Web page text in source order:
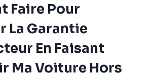
Faire Pour
La Garantie
En Faisant
Ma Voiture Hors